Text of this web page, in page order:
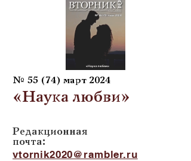
№ 55 (74) март 2024
«Наука любви»
Редакционная
почта:
vtornik2020@rambler.ru